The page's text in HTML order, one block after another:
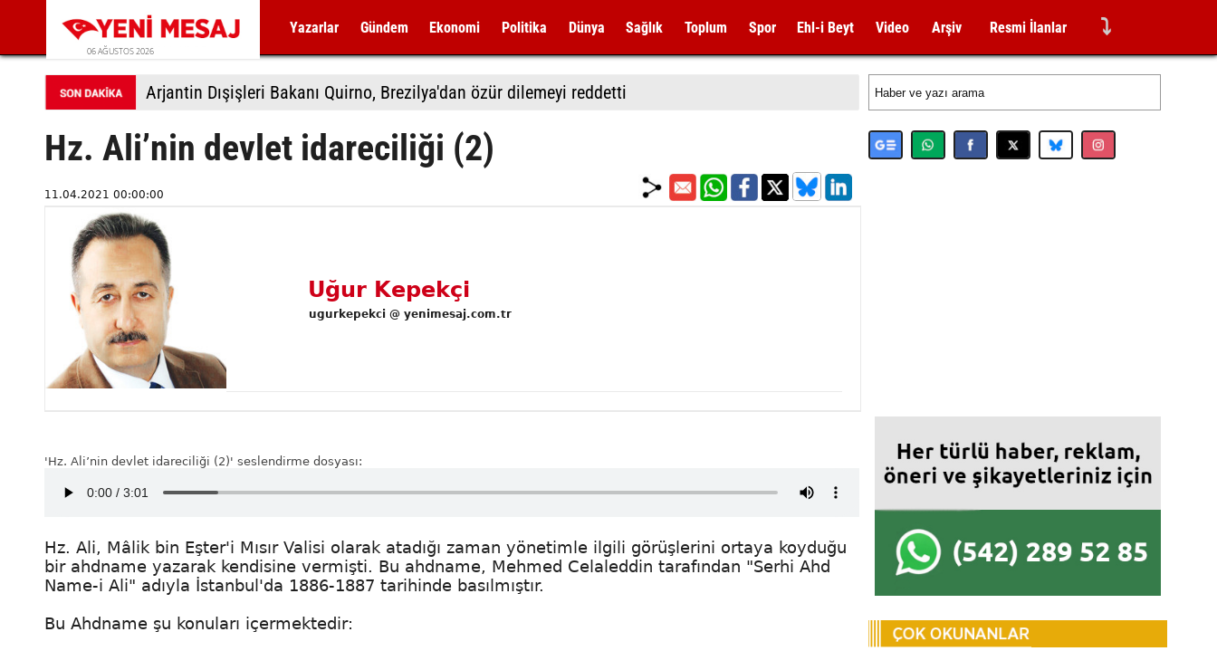
06 AĞUSTOS 2026
Yazarlar Gündem Ekonomi Politika Dünya Sağlık Toplum Spor Ehl-i Beyt Video Arşiv Resmi İlanlar ⤵
Arjantin Dışişleri Bakanı Quirno, Brezilya'dan özür dilemeyi reddetti
Hz. Ali’nin devlet idareciliği (2)
11.04.2021 00:00:00
Uğur Kepekçi
ugurkepekci @ yenimesaj.com.tr
'Hz. Ali’nin devlet idareciliği (2)' seslendirme dosyası:
Hz. Ali, Mâlik bin Eşter'i Mısır Valisi olarak atadığı zaman yönetimle ilgili görüşlerini ortaya koyduğu
bir ahdname yazarak kendisine vermişti. Bu ahdname, Mehmed Celaleddin tarafından "Serhi Ahd
Name-i Ali" adıyla İstanbul'da 1886-1887 tarihinde basılmıştır.
Bu Ahdname şu konuları içermektedir: